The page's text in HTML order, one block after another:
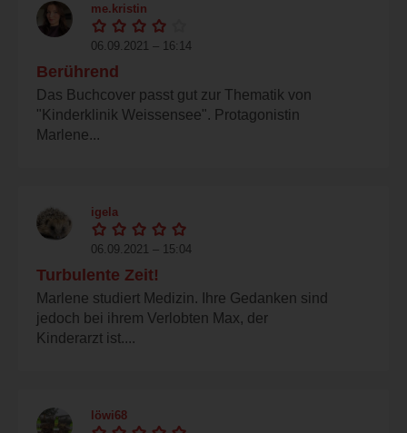
me.kristin
06.09.2021 – 16:14
Berührend
Das Buchcover passt gut zur Thematik von
"Kinderklinik Weissensee". Protagonistin
Marlene...
igela
06.09.2021 – 15:04
Turbulente Zeit!
Marlene studiert Medizin. Ihre Gedanken sind
jedoch bei ihrem Verlobten Max, der
Kinderarzt ist....
löwi68